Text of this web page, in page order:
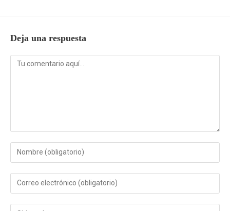
Deja una respuesta